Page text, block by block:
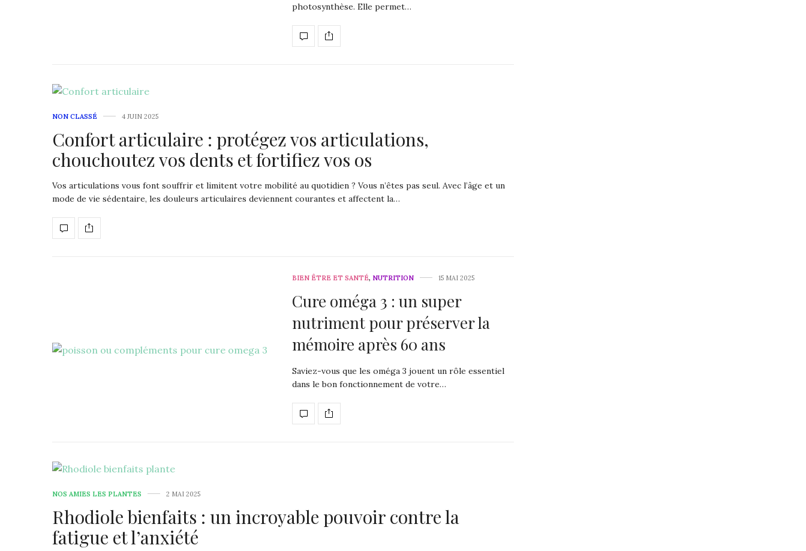
photosynthèse. Elle permet…
NON CLASSÉ 4 JUIN 2025
Confort articulaire : protégez vos articulations,
chouchoutez vos dents et fortifiez vos os
Vos articulations vous font souffrir et limitent votre mobilité au quotidien ? Vous n’êtes pas seul. Avec l’âge et un
mode de vie sédentaire, les douleurs articulaires deviennent courantes et affectent la…
BIEN ÊTRE ET SANTÉ, NUTRITION 15 MAI 2025
Cure oméga 3 : un super
nutriment pour préserver la
mémoire après 60 ans
Saviez-vous que les oméga 3 jouent un rôle essentiel
dans le bon fonctionnement de votre…
NOS AMIES LES PLANTES 2 MAI 2025
Rhodiole bienfaits : un incroyable pouvoir contre la
fatigue et l’anxiété